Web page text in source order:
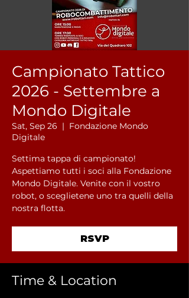
Campionato Tattico
2026 - Settembre a
Mondo Digitale
Sat, Sep 26
  |
Fondazione Mondo
Digitale
Settima tappa di campionato!
Aspettiamo tutti i soci alla Fondazione
Mondo Digitale. Venite con il vostro
robot, o sceglietene uno tra quelli della
nostra flotta.
RSVP
Time & Location